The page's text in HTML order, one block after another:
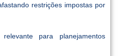
restrições impostas por
para planejamentos